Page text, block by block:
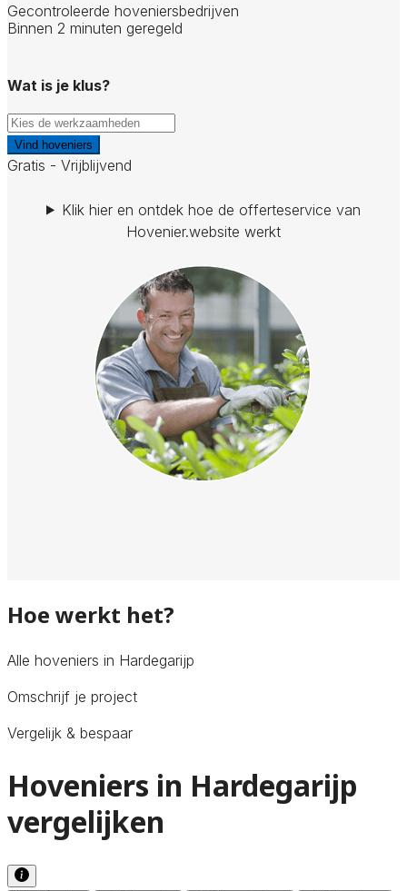
Gecontroleerde hoveniersbedrijven
Binnen 2 minuten geregeld
Wat is je klus?
Vind hoveniers
Gratis - Vrijblijvend
Klik hier en ontdek hoe de offerteservice van
Hovenier.website werkt
Hoe werkt het?
Alle hoveniers in Hardegarijp
Omschrijf je project
Vergelijk & bespaar
Hoveniers in Hardegarijp
vergelijken